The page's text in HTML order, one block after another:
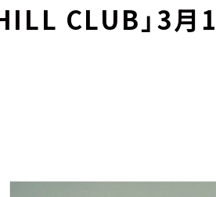
CLUB」3月